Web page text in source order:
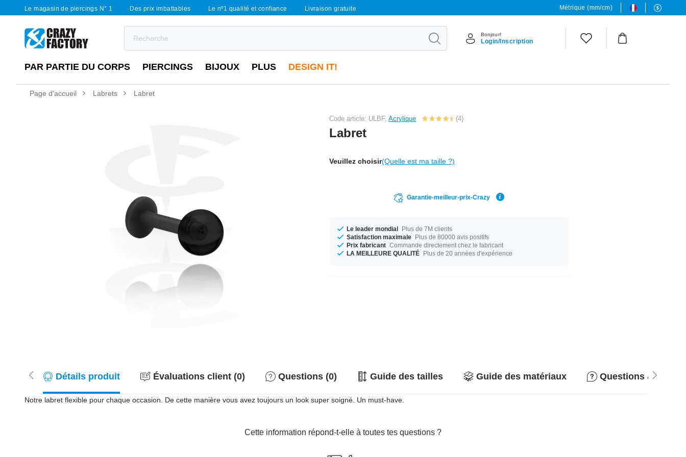
Le magasin de piercings N° 1 Des prix imbattables Le nº1 qualité et confiance Livraison gratuite Métrique (mm/cm)
Bonjour!
Login/Inscription
PAR PARTIE DU CORPS PIERCINGS BIJOUX PLUS DESIGN IT!
Page d'accueil Labrets Labret
Code article: ULBF,Acrylique (4)
Labret
Veuillez choisir(Quelle est ma taille ?)
Garantie-meilleur-prix-Crazy
Le leader mondial Plus de 7M clients
Satisfaction maximale Plus de 80000 avis positifs
Prix fabricant Commande directement chez le fabricant
LA MEILLEURE QUALITÉ Plus de 20 années d'expérience
Détails produit Évaluations client (0) Questions (0) Guide des tailles Guide des matériaux Questions &
Notre labret flexible pour chaque occasion. De cette manière vous avez toujours un look super soigné. Un must-have.
Cette information répond-t-elle à toutes tes questions ?